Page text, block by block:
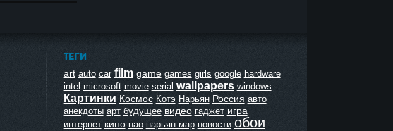
ТЕГИ
art auto car film game games girls google hardware
intel microsoft movie serial wallpapers windows
Картинки Космос Котэ Нарьян Россия авто
анекдоты арт будущее видео гаджет игра
интернет кино нао нарьян-мар новости обои